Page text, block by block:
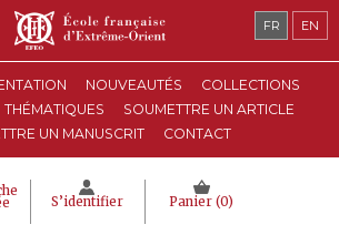
NOUVEAUTÉS
COLLECTIONS
THÉMATIQUES
SOUMETTRE UN ARTICLE
UN MANUSCRIT
CONTACT
S’identifier Panier (0)
FR EN